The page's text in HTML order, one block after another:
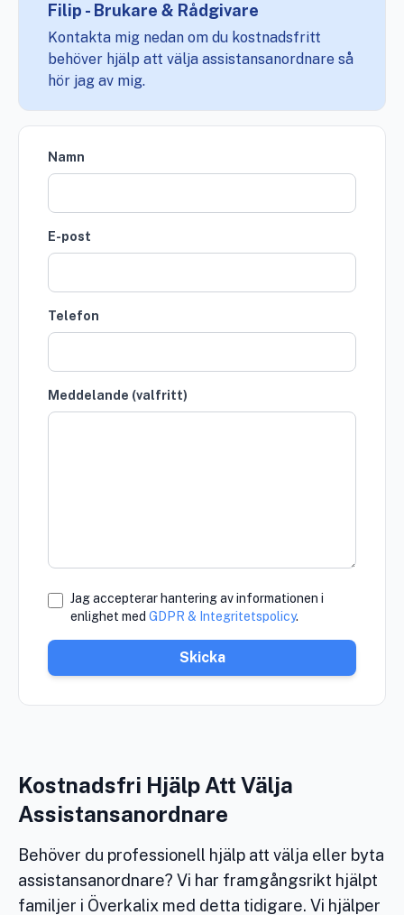
Filip - Brukare & Rådgivare
Kontakta mig nedan om du kostnadsfritt
behöver hjälp att välja assistansanordnare så
hör jag av mig.
Namn
E-post
Telefon
Meddelande (valfritt)
Jag accepterar hantering av informationen i
enlighet med GDPR & Integritetspolicy.
Skicka
Kostnadsfri Hjälp Att Välja
Assistansanordnare
Behöver du professionell hjälp att välja eller byta
assistansanordnare? Vi har framgångsrikt hjälpt
familjer i Överkalix med detta tidigare. Vi hjälper